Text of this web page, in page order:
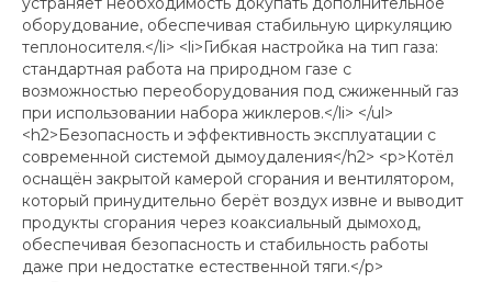
оборудование, обеспечивая стабильную циркуляцию
теплоносителя.</li> <li>Гибкая настройка на тип газа:
стандартная работа на природном газе с
возможностью переоборудования под сжиженный газ
при использовании набора жиклеров.</li> </ul>
<h2>Безопасность и эффективность эксплуатации с
современной системой дымоудаления</h2> <p>Котёл
оснащён закрытой камерой сгорания и вентилятором,
который принудительно берёт воздух извне и выводит
продукты сгорания через коаксиальный дымоход,
обеспечивая безопасность и стабильность работы
даже при недостатке естественной тяги.</p>